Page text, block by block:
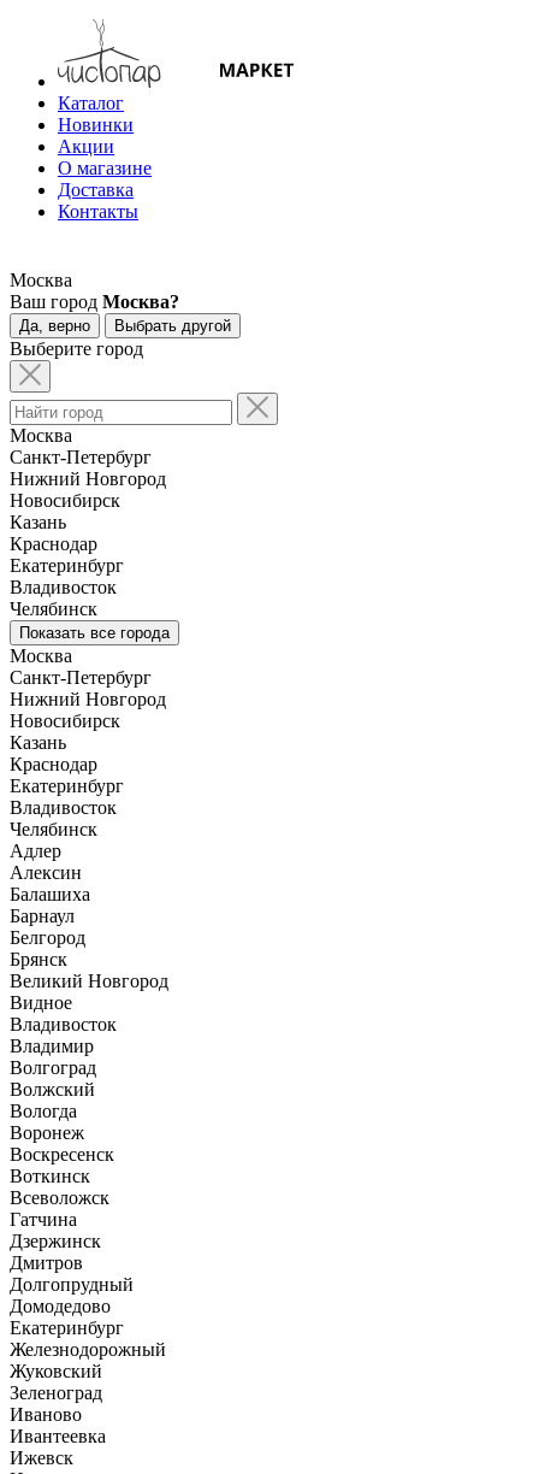
Каталог
Новинки
Акции
О магазине
Доставка
Контакты
Москва
Ваш город Москва?
Да, верно Выбрать другой
Выберите город
Москва
Санкт-Петербург
Нижний Новгород
Новосибирск
Казань
Краснодар
Екатеринбург
Владивосток
Челябинск
Показать все города
Москва
Санкт-Петербург
Нижний Новгород
Новосибирск
Казань
Краснодар
Екатеринбург
Владивосток
Челябинск
Адлер
Алексин
Балашиха
Барнаул
Белгород
Брянск
Великий Новгород
Видное
Владивосток
Владимир
Волгоград
Волжский
Вологда
Воронеж
Воскресенск
Воткинск
Всеволожск
Гатчина
Дзержинск
Дмитров
Долгопрудный
Домодедово
Екатеринбург
Железнодорожный
Жуковский
Зеленоград
Иваново
Ивантеевка
Ижевск